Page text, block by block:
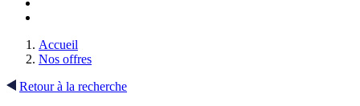
Accueil
Nos offres
Retour à la recherche